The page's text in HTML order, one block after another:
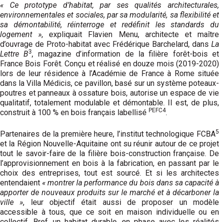
« Ce prototype d’habitat, par ses qualités architecturales,
environnementales et sociales, par sa modularité, sa flexibilité et
sa démontabilité, réinterroge et redéfinit les standards du
logement », expliquait Flavien Menu, architecte et maître
d’ouvrage de Proto-habitat avec Frédérique Barchelard, dans La
Lettre B3, magazine d’information de la filière forêt-bois et
France Bois Forêt. Conçu et réalisé en douze mois (2019-2020)
lors de leur résidence à l’Académie de France à Rome située
dans la Villa Médicis, ce pavillon, basé sur un système poteaux-
poutres et panneaux à ossature bois, autorise un espace de vie
qualitatif, totalement modulable et démontable. Il est, de plus,
construit à 100 % en bois français labellisé PEFC4.
Partenaires de la première heure, l’institut technologique FCBA5
et la Région Nouvelle-Aquitaine ont su réunir autour de ce projet
tout le savoir-faire de la filière bois-construction française. De
l’approvisionnement en bois à la fabrication, en passant par le
choix des entreprises, tout est sourcé. Et si les architectes
entendaient « montrer la performance du bois dans sa capacité à
apporter de nouveaux produits sur le marché et à décarboner la
ville », leur objectif était aussi de proposer un modèle
accessible à tous, que ce soit en maison individuelle ou en